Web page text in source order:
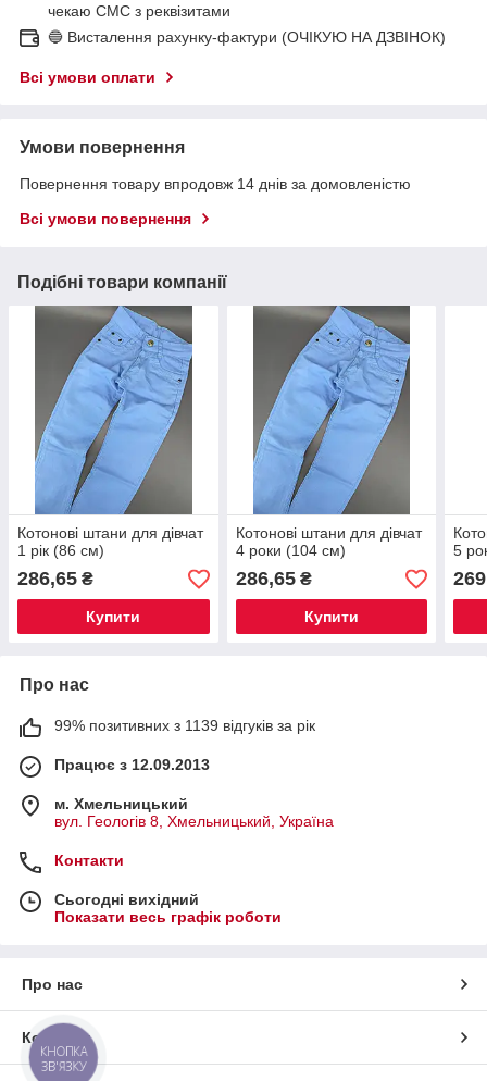
чекаю СМС з реквізитами
🔵 Висталення рахунку-фактури (ОЧІКУЮ НА ДЗВІНОК)
Всі умови оплати
Умови повернення
Повернення товару впродовж 14 днів за домовленістю
Всі умови повернення
Подібні товари компанії
Котонові штани для дівчат
1 рік (86 см)
286,65 ₴
Купити
Котонові штани для дівчат
4 роки (104 см)
286,65₴
Купити
5
Про нас
99% позитивних з 1139 відгуків за рік
Працює з 12.09.2013
м. Хмельницький
вул. Геологів 8, Хмельницький, Україна
Контакти
Сьогодні вихідний
Показати весь графік роботи
Про нас
Контакти
КНОПКА
ЗВ'ЯЗКУ